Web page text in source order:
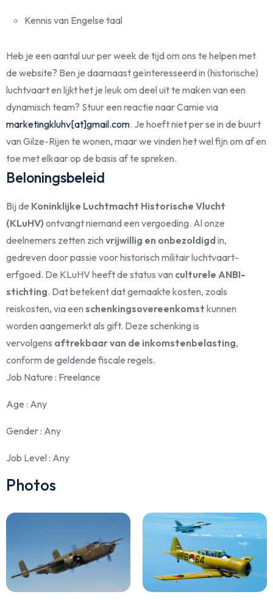
Kennis van Engelse taal
Heb je een aantal uur per week de tijd om ons te helpen met
de website? Ben je daarnaast geïnteresseerd in (historische)
luchtvaart en lijkt het je leuk om deel uit te maken van een
dynamisch team? Stuur een reactie naar Camie via
marketingkluhv[at]gmail.com. Je hoeft niet per se in de buurt
van Gilze-Rijen te wonen, maar we vinden het wel fijn om af en
toe met elkaar op de basis af te spreken.
Beloningsbeleid
Bij de Koninklijke Luchtmacht Historische Vlucht
(KLuHV) ontvangt niemand een vergoeding. Al onze
deelnemers zetten zich vrijwillig en onbezoldigdin,
gedreven door passie voor historisch militair luchtvaart­
erfgoed. De KLuHV heeft de status van culturele ANBI-
stichting. Dat betekent dat gemaakte kosten, zoals
reiskosten, via een schenkingsovereenkomst kunnen
worden aangemerkt als gift. Deze schenking is
vervolgens aftrekbaar van de inkomstenbelasting,
conform de geldende fiscale regels.
Job Nature : Freelance
Age : Any
Gender: Any
Job Level: Any
Photos